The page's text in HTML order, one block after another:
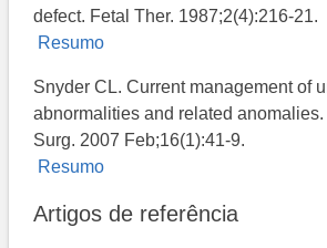
defect. Fetal Ther. 1987;2(4):216-21.
Resumo
Snyder CL. Current management of
abnormalities and related
Surg. 2007 Feb;16(1):41-9.
Resumo
Artigos de referência